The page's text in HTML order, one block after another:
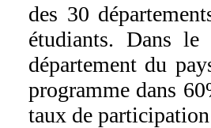
des 30
étudiants. Dans le
département du
programme dans
taux de